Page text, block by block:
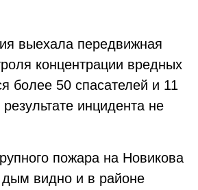
выехала передвижная
концентрации вредных
более 50 спасателей и 11
инцидента не
пожара на Новикова
видно и в районе